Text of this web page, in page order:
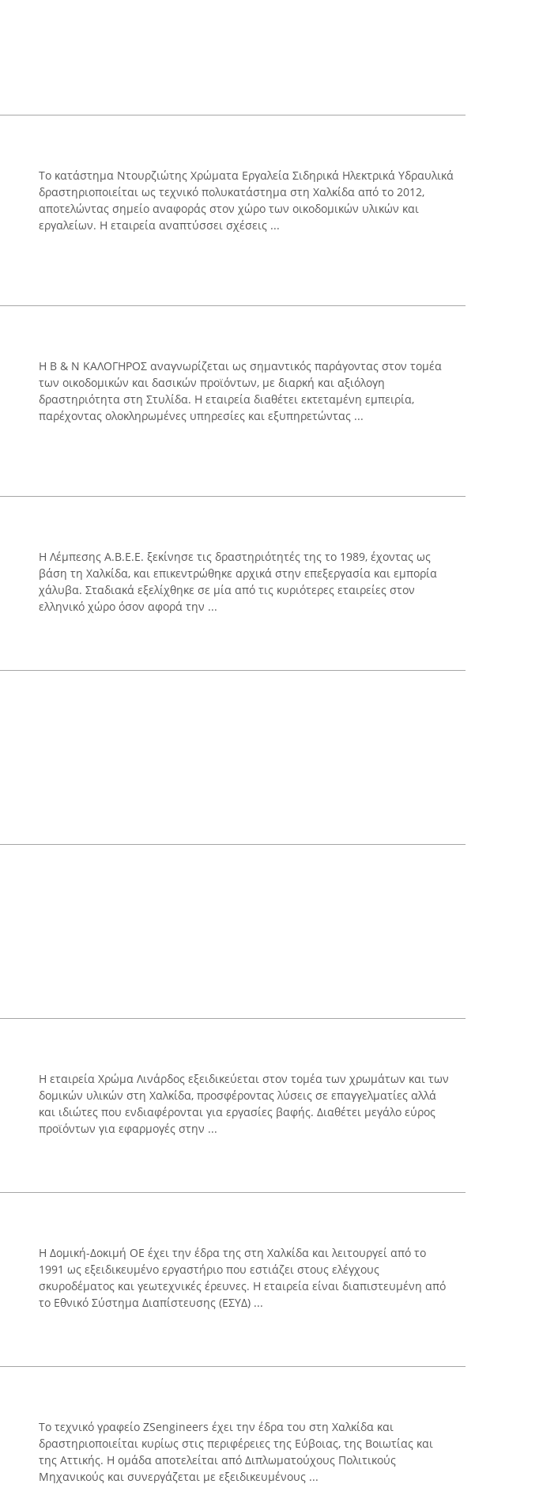
Το κατάστημα Ντουρζιώτης Χρώματα Εργαλεία Σιδηρικά Ηλεκτρικά Υδραυλικά
δραστηριοποιείται ως τεχνικό πολυκατάστημα στη Χαλκίδα από το 2012,
αποτελώντας σημείο αναφοράς στον χώρο των οικοδομικών υλικών και
εργαλείων. Η εταιρεία αναπτύσσει σχέσεις ...
Η Β & Ν ΚΑΛΟΓΗΡΟΣ αναγνωρίζεται ως σημαντικός παράγοντας στον τομέα
των οικοδομικών και δασικών προϊόντων, με διαρκή και αξιόλογη
δραστηριότητα στη Στυλίδα. Η εταιρεία διαθέτει εκτεταμένη εμπειρία,
παρέχοντας ολοκληρωμένες υπηρεσίες και εξυπηρετώντας ...
Η Λέμπεσης Α.Β.Ε.Ε. ξεκίνησε τις δραστηριότητές της το 1989, έχοντας ως
βάση τη Χαλκίδα, και επικεντρώθηκε αρχικά στην επεξεργασία και εμπορία
χάλυβα. Σταδιακά εξελίχθηκε σε μία από τις κυριότερες εταιρείες στον
ελληνικό χώρο όσον αφορά την ...
Η εταιρεία Χρώμα Λινάρδος εξειδικεύεται στον τομέα των χρωμάτων και των
δομικών υλικών στη Χαλκίδα, προσφέροντας λύσεις σε επαγγελματίες αλλά
και ιδιώτες που ενδιαφέρονται για εργασίες βαφής. Διαθέτει μεγάλο εύρος
προϊόντων για εφαρμογές στην ...
Η Δομική-Δοκιμή ΟΕ έχει την έδρα της στη Χαλκίδα και λειτουργεί από το
1991 ως εξειδικευμένο εργαστήριο που εστιάζει στους ελέγχους
σκυροδέματος και γεωτεχνικές έρευνες. Η εταιρεία είναι διαπιστευμένη από
το Εθνικό Σύστημα Διαπίστευσης (ΕΣΥΔ) ...
Το τεχνικό γραφείο ZSengineers έχει την έδρα του στη Χαλκίδα και
δραστηριοποιείται κυρίως στις περιφέρειες της Εύβοιας, της Βοιωτίας και
της Αττικής. Η ομάδα αποτελείται από Διπλωματούχους Πολιτικούς
Μηχανικούς και συνεργάζεται με εξειδικευμένους ...